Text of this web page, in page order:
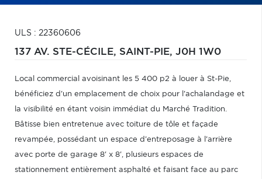
ULS : 22360606
137 AV. STE-CÉCILE, SAINT-PIE, J0H 1W0
Local commercial avoisinant les 5 400 p2 à louer à St-Pie,
bénéficiez d'un emplacement de choix pour l'achalandage et
la visibilité en étant voisin immédiat du Marché Tradition.
Bâtisse bien entretenue avec toiture de tôle et façade
revampée, possédant un espace d'entreposage à l'arrière
avec porte de garage 8' x 8', plusieurs espaces de
stationnement entièrement asphalté et faisant face au parc